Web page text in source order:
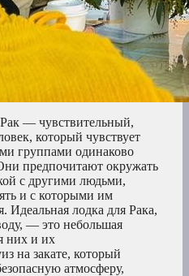
— чувствительный,
который чувствует
группами одинаково
предпочитают окружать
с другими людьми,
и с которыми им
Идеальная лодка для Рака,
— это небольшая
них и их
на закате, который
атмосферу,